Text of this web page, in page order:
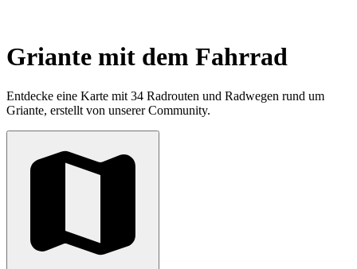
Griante mit dem Fahrrad
Entdecke eine Karte mit 34 Radrouten und Radwegen rund um
Griante, erstellt von unserer Community.